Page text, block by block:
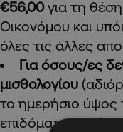
€56,00για τη
Οικονόμου και
όλες τις άλλες
Για όσους/ες
μισθολογίου
το ημερήσιο
επιδόματος